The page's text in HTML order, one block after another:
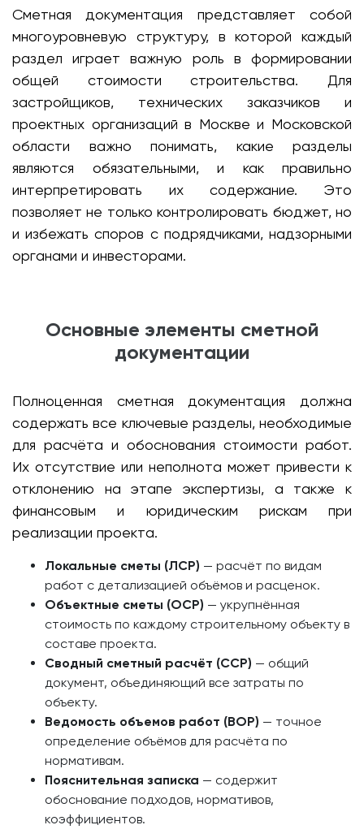
Сметная документация представляет собой
многоуровневую структуру, в которой каждый
раздел играет важную роль в формировании
общей стоимости строительства. Для
застройщиков, технических заказчиков и
проектных организаций в Москве и Московской
области важно понимать, какие разделы
являются обязательными, и как правильно
интерпретировать их содержание. Это
позволяет не только контролировать бюджет, но
и избежать споров с подрядчиками, надзорными
органами и инвесторами.
Основные элементы сметной
документации
Полноценная сметная документация должна
содержать все ключевые разделы, необходимые
для расчёта и обоснования стоимости работ.
Их отсутствие или неполнота может привести к
отклонению на этапе экспертизы, а также к
финансовым и юридическим рискам при
реализации проекта.
Локальные сметы (ЛСР) — расчёт по видам
работ с детализацией объёмов и расценок.
Объектные сметы (ОСР) — укрупнённая
стоимость по каждому строительному объекту в
составе проекта.
Сводный сметный расчёт (ССР) — общий
документ, объединяющий все затраты по
объекту.
Ведомость объемов работ (ВОР) — точное
определение объёмов для расчёта по
нормативам.
Пояснительная записка — содержит
обоснование подходов, нормативов,
коэффициентов.